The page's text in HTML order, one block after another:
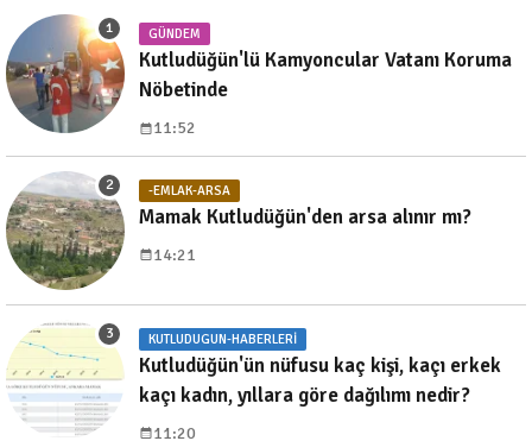
GÜNDEM
Kutludüğün'lü Kamyoncular Vatanı Koruma
Nöbetinde
11:52
-EMLAK-ARSA
Mamak Kutludüğün'den arsa alınır mı?
14:21
KUTLUDUGUN-HABERLERI
Kutludüğün'ün nüfusu kaç kişi, kaçı erkek
kaçı kadın, yıllara göre dağılımı nedir?
11:20